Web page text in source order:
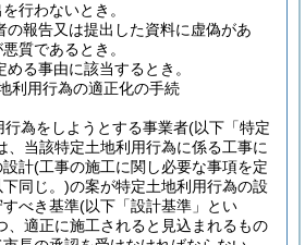
行わないとき。
の報告又は提出した資料に虚偽があ
質であるとき。
める事由に該当するとき。
利用行為の適正化の手続
行為をしようとする事業者(以下「特定
、当該特定土地利用行為に係る工事に
設計(工事の施工に関し必要な事項を定
同じ。)の案が特定土地利用行為の設
べき基準(以下「設計基準」とい
、適正に施工されると見込まれるもの